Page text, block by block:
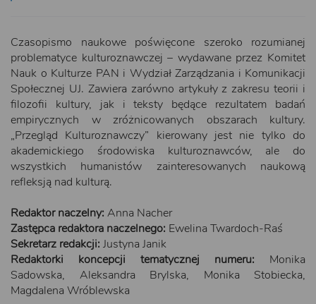
Czasopismo naukowe poświęcone szeroko rozumianej
problematyce kulturoznawczej – wydawane przez Komitet
Nauk o Kulturze PAN i Wydział Zarządzania i Komunikacji
Społecznej UJ. Zawiera zarówno artykuły z zakresu teorii i
filozofii kultury, jak i teksty będące rezultatem badań
empirycznych w zróżnicowanych obszarach kultury.
„Przegląd Kulturoznawczy” kierowany jest nie tylko do
akademickiego środowiska kulturoznawców, ale do
wszystkich humanistów zainteresowanych naukową
refleksją nad kulturą.
Redaktor naczelny: Anna Nacher
Zastępca redaktora naczelnego: Ewelina Twardoch-Raś
Sekretarz redakcji: Justyna Janik
Redaktorki koncepcji tematycznej numeru: Monika
Sadowska, Aleksandra Brylska, Monika Stobiecka,
Magdalena Wróblewska